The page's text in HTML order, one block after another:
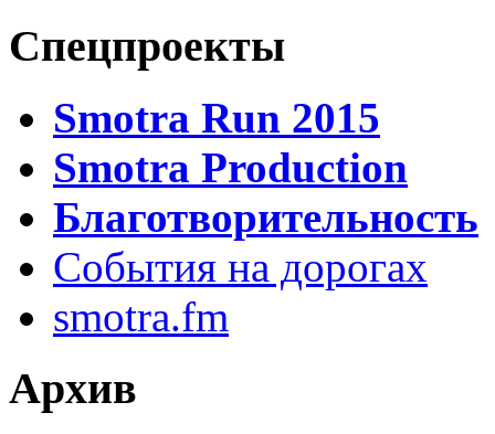
Спецпроекты
Smotra Run 2015
Smotra Production
Благотворительность
События на дорогах
smotra.fm
Архив